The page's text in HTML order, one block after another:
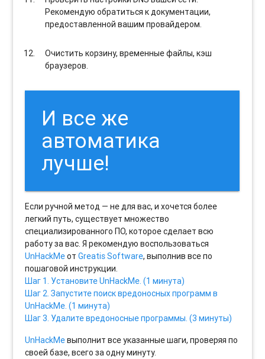
Рекомендую обратиться к документации,
предоставленной вашим провайдером.
Очистить корзину, временные файлы, кэш
браузеров.
И все же
автоматика
лучше!
Если ручной метод — не для вас, и хочется более
легкий путь, существует множество
специализированного ПО, которое сделает всю
работу за вас. Я рекомендую воспользоваться
UnHackMeотGreatis Software, выполнив все по
пошаговой инструкции.
Шаг 1. Установите UnHackMe. (1 минута)
Шаг 2. Запустите поиск вредоносных программ в
UnHackMe. (1 минута)
Шаг 3. Удалите вредоносные программы. (3 минуты)
UnHackMeвыполнит все указанные шаги, проверяя по
своей базе, всего за одну минуту.